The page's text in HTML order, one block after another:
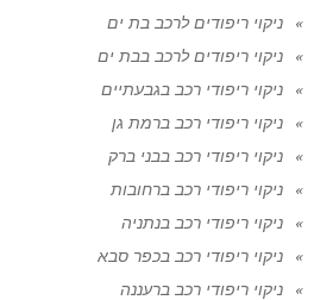
ניקוי ריפודים לרכב בת ים
ניקוי ריפודים לרכב בבת ים
ניקוי ריפודי רכב בגבעתיים
ניקוי ריפודי רכב ברמת גן
ניקוי ריפודי רכב בבני ברק
ניקוי ריפודי רכב ברחובות
ניקוי ריפודי רכב בנתניה
ניקוי ריפודי רכב בכפר סבא
ניקוי ריפודי רכב ברעננה